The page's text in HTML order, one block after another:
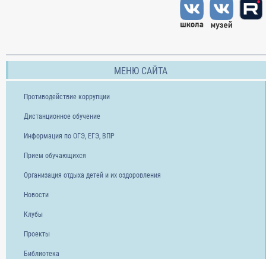
МЕНЮ САЙТА
Противодействие коррупции
Дистанционное обучение
Информация по ОГЭ, ЕГЭ, ВПР
Прием обучающихся
Организация отдыха детей и их оздоровления
Новости
Клубы
Проекты
Библиотека